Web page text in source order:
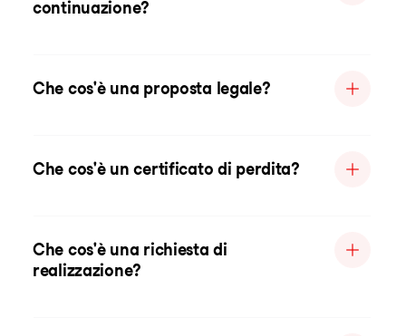
continuazione?
Che cos'è una proposta legale?
Che cos'è un certificato di perdita?
Che cos'è una richiesta di
realizzazione?